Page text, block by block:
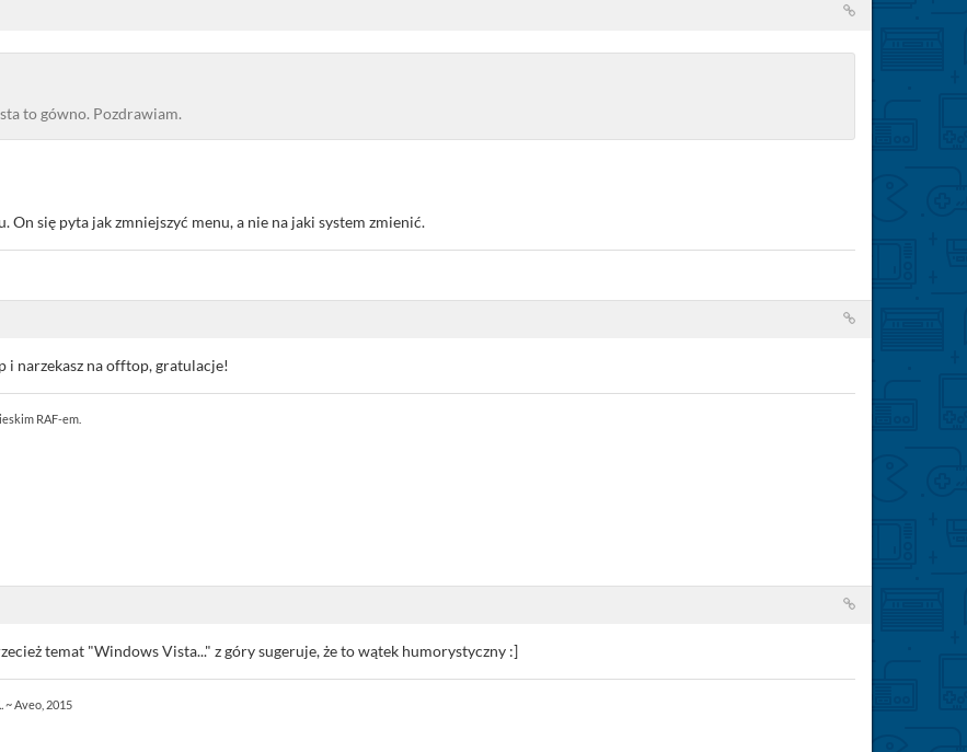
to gówno. Pozdrawiam.
On się pyta jak zmniejszyć menu, a nie na jaki system zmienić.
i narzekasz na offtop, gratulacje!
RAF-em.
temat "Windows Vista..." z góry sugeruje, że to wątek humorystyczny :]
~ Aveo, 2015